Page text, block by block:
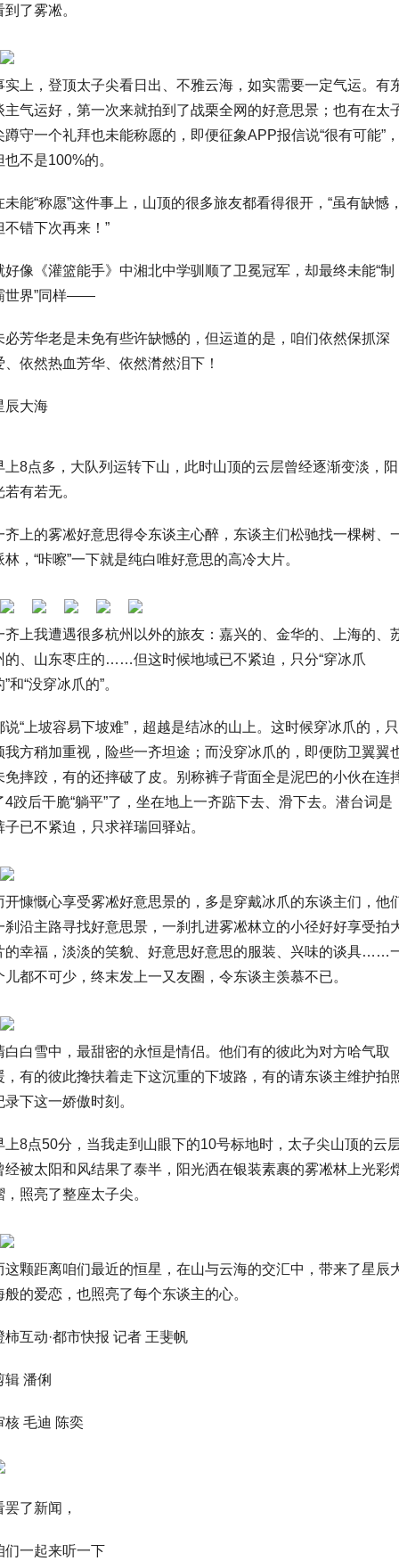
到了雾凇。
实上，登顶太子尖看日出、不雅云海，如实需要一定气运。有
主气运好，第一次来就拍到了战栗全网的好意思景；也有在太
蹲守一个礼拜也未能称愿的，即便征象APP报信说“很有可能”，
也不是100%的。
未能“称愿”这件事上，山顶的很多旅友都看得很开，“虽有缺憾
不错下次再来！”
好像《灌篮能手》中湘北中学驯顺了卫冕冠军，却最终未能“制
世界”同样——
必芳华老是未免有些许缺憾的，但运道的是，咱们依然保抓深
、依然热血芳华、依然潸然泪下！
辰大海
上8点多，大队列运转下山，此时山顶的云层曾经逐渐变淡，阳
若有若无。
齐上的雾凇好意思得令东谈主心醉，东谈主们松驰找一棵树、
林，“咔嚓”一下就是纯白唯好意思的高冷大片。
齐上我遭遇很多杭州以外的旅友：嘉兴的、金华的、上海的、
的、山东枣庄的……但这时候地域已不紧迫，只分“穿冰爪
”和“没穿冰爪的”。
说“上坡容易下坡难”，超越是结冰的山上。这时候穿冰爪的，只
我方稍加重视，险些一齐坦途；而没穿冰爪的，即便防卫翼翼
免摔跤，有的还摔破了皮。别称裤子背面全是泥巴的小伙在连
4跤后干脆“躺平”了，坐在地上一齐踮下去、滑下去。潜台词是
子已不紧迫，只求祥瑞回驿站。
开慷慨心享受雾凇好意思景的，多是穿戴冰爪的东谈主们，他
刹沿主路寻找好意思景，一刹扎进雾凇林立的小径好好享受拍
的幸福，淡淡的笑貌、好意思好意思的服装、兴味的谈具……
儿都不可少，终末发上一又友圈，令东谈主羡慕不已。
白白雪中，最甜密的永恒是情侣。他们有的彼此为对方哈气取
，有的彼此搀扶着走下这沉重的下坡路，有的请东谈主维护拍
录下这一娇傲时刻。
上8点50分，当我走到山眼下的10号标地时，太子尖山顶的云
经被太阳和风结果了泰半，阳光洒在银装素裹的雾凇林上光彩
，照亮了整座太子尖。
这颗距离咱们最近的恒星，在山与云海的交汇中，带来了星辰
般的爱恋，也照亮了每个东谈主的心。
柿互动·都市快报 记者 王斐帆
辑 潘俐
核 毛迪 陈奕
罢了新闻，
们一起来听一下